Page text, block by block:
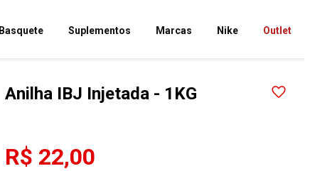
Basquete Suplementos Marcas Nike Outlet
Anilha IBJ Injetada - 1KG
R$ 22,00